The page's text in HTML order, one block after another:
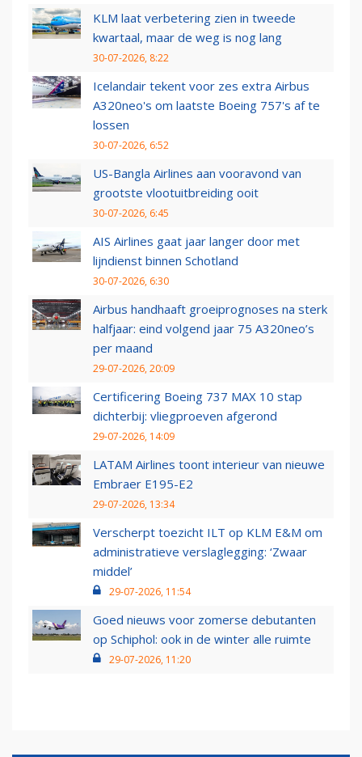
KLM laat verbetering zien in tweede
kwartaal, maar de weg is nog lang
30-07-2026, 8:22
Icelandair tekent voor zes extra Airbus
A320neo's om laatste Boeing 757's af te
lossen
30-07-2026, 6:52
US-Bangla Airlines aan vooravond van
grootste vlootuitbreiding ooit
30-07-2026, 6:45
AIS Airlines gaat jaar langer door met
lijndienst binnen Schotland
30-07-2026, 6:30
Airbus handhaaft groeiprognoses na sterk
halfjaar: eind volgend jaar 75 A320neo’s
per maand
29-07-2026, 20:09
Certificering Boeing 737 MAX 10 stap
dichterbij: vliegproeven afgerond
29-07-2026, 14:09
LATAM Airlines toont interieur van nieuwe
Embraer E195-E2
29-07-2026, 13:34
Verscherpt toezicht ILT op KLM E&M om
administratieve verslaglegging: ‘Zwaar
middel’
29-07-2026, 11:54
Goed nieuws voor zomerse debutanten
op Schiphol: ook in de winter alle ruimte
29-07-2026, 11:20